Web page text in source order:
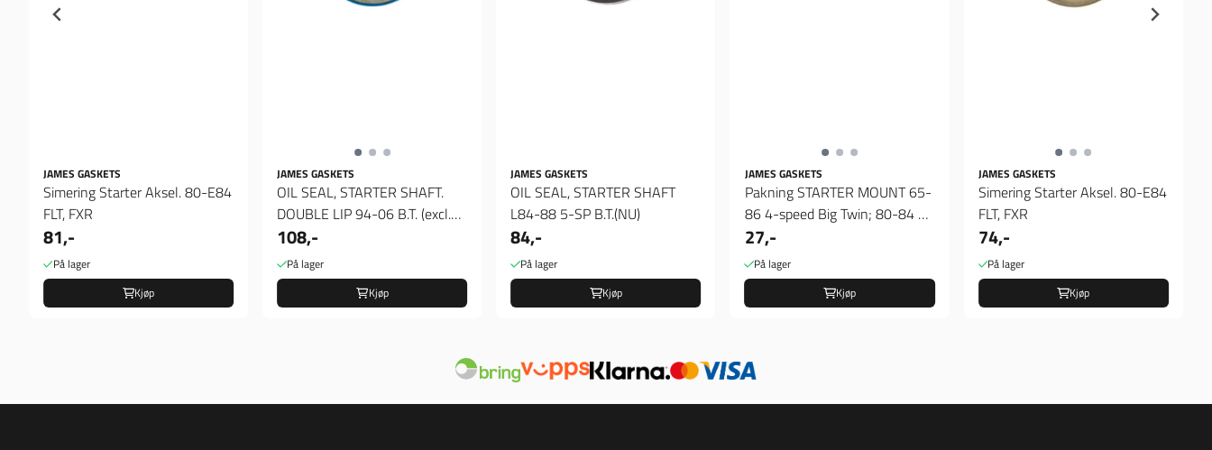
JAMES GASKETS
Simering Starter Aksel. 80-E84
FLT, FXR
81,-
På lager
Kjøp
JAMES GASKETS
OIL SEAL, STARTER SHAFT.
DOUBLE LIP 94-06 B.T. (excl.
2006 Dyna) (NU)
108,-
På lager
Kjøp
JAMES GASKETS
OIL SEAL, STARTER SHAFT
L84-88 5-SP B.T.(NU)
84,-
På lager
Kjøp
JAMES GASKETS
Pakning STARTER MOUNT 65-
86 4-speed Big Twin; 80-84 5-
speed ...
27,-
På lager
Kjøp
JAMES GASKETS
Simering Starter Aksel. 80-E84
FLT, FXR
74,-
På lager
Kjøp